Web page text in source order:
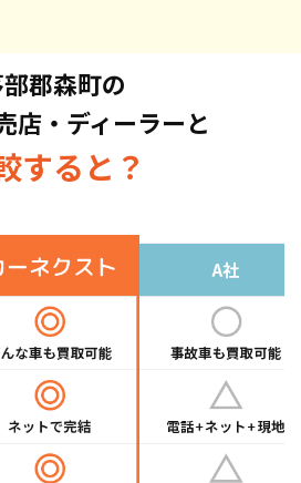
イン・CX-5・ジムニーな
持ち込みください。また、
種もございますので、お気
ください！
郡森町の
店・ディーラーと
すると？